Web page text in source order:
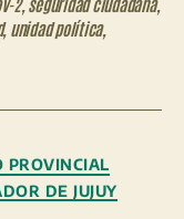
, unidad política,
PROVINCIAL
DE JUJUY